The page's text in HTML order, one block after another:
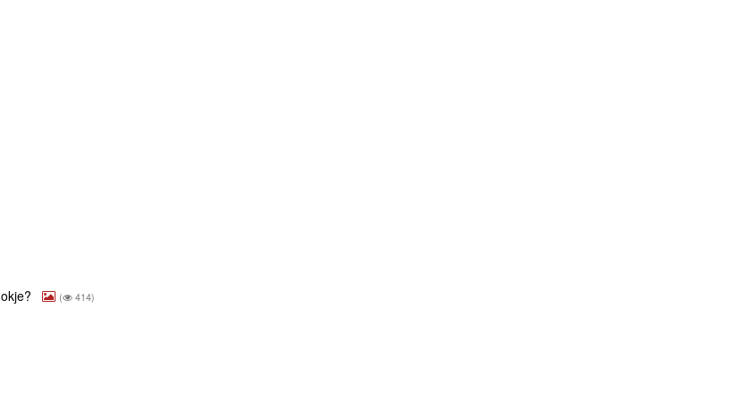
( 414)